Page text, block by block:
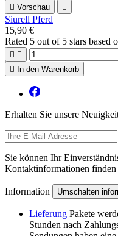
 Vorschau 
Siurell Pferd
15,90 €
Rated 5 out of 5 stars based
 

In den Warenkorb
Erhalten Sie unsere
Sie können Ihr
Kontaktinformationen finden
Information Umschalten
Lieferung Pakete
Stunden nach